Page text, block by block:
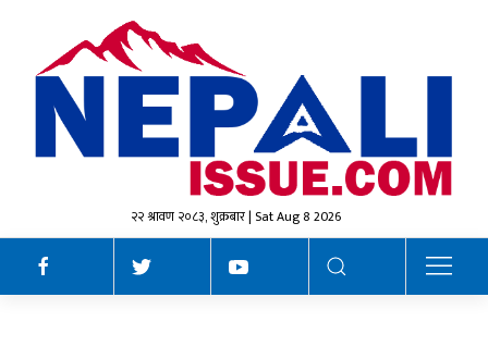
२२ श्रावण २०८३, शुक्रबार | Sat Aug 8 2026